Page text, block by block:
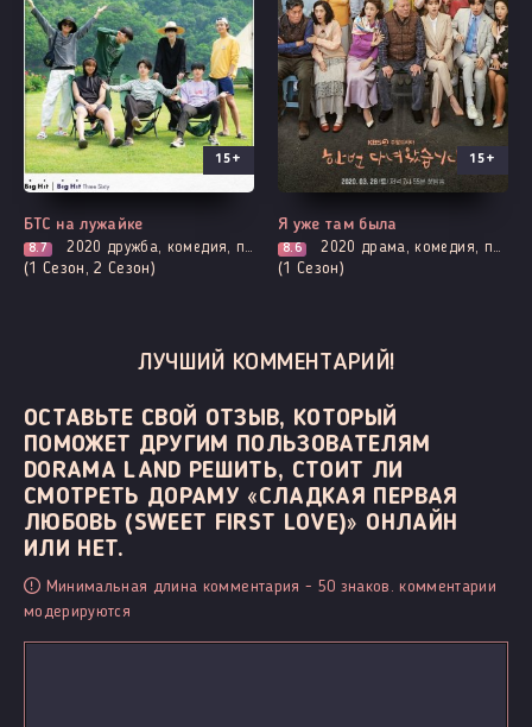
Выходит - 4 Серия
15+
БТС на лужайке
8.7 2020 дружба, комедия, про молодость и любовь, приключения, повседневность, шоу
(1 Сезон, 2 Сезон)
Выходит - 50 Серия
15+
Я уже там была
8.6 2020 драма, комедия, повседневность, романтика
(1 Сезон)
ЛУЧШИЙ КОММЕНТАРИЙ!
ОСТАВЬТЕ СВОЙ ОТЗЫВ, КОТОРЫЙ
ПОМОЖЕТ ДРУГИМ ПОЛЬЗОВАТЕЛЯМ
DORAMA LAND РЕШИТЬ, СТОИТ ЛИ
СМОТРЕТЬ ДОРАМУ «СЛАДКАЯ ПЕРВАЯ
ЛЮБОВЬ (SWEET FIRST LOVE)» ОНЛАЙН
ИЛИ НЕТ.
Минимальная длина комментария - 50 знаков. комментарии
модерируются